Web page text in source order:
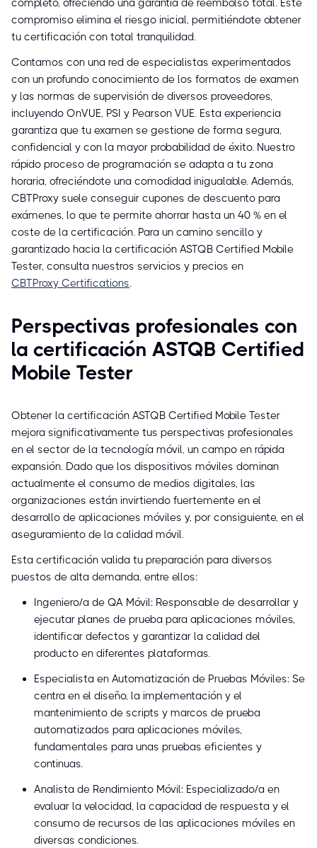
completo, ofreciendo una garantía de reembolso total. Este
compromiso elimina el riesgo inicial, permitiéndote obtener
tu certificación con total tranquilidad.
Contamos con una red de especialistas experimentados
con un profundo conocimiento de los formatos de examen
y las normas de supervisión de diversos proveedores,
incluyendo OnVUE, PSI y Pearson VUE. Esta experiencia
garantiza que tu examen se gestione de forma segura,
confidencial y con la mayor probabilidad de éxito. Nuestro
rápido proceso de programación se adapta a tu zona
horaria, ofreciéndote una comodidad inigualable. Además,
CBTProxy suele conseguir cupones de descuento para
exámenes, lo que te permite ahorrar hasta un 40 % en el
coste de la certificación. Para un camino sencillo y
garantizado hacia la certificación ASTQB Certified Mobile
Tester, consulta nuestros servicios y precios en
CBTProxy Certifications.
Perspectivas profesionales con
la certificación ASTQB Certified
Mobile Tester
Obtener la certificación ASTQB Certified Mobile Tester
mejora significativamente tus perspectivas profesionales
en el sector de la tecnología móvil, un campo en rápida
expansión. Dado que los dispositivos móviles dominan
actualmente el consumo de medios digitales, las
organizaciones están invirtiendo fuertemente en el
desarrollo de aplicaciones móviles y, por consiguiente, en el
aseguramiento de la calidad móvil.
Esta certificación valida tu preparación para diversos
puestos de alta demanda, entre ellos:
Ingeniero/a de QA Móvil: Responsable de desarrollar y
ejecutar planes de prueba para aplicaciones móviles,
identificar defectos y garantizar la calidad del
producto en diferentes plataformas.
Especialista en Automatización de Pruebas Móviles: Se
centra en el diseño, la implementación y el
mantenimiento de scripts y marcos de prueba
automatizados para aplicaciones móviles,
fundamentales para unas pruebas eficientes y
continuas.
Analista de Rendimiento Móvil: Especializado/a en
evaluar la velocidad, la capacidad de respuesta y el
consumo de recursos de las aplicaciones móviles en
diversas condiciones.